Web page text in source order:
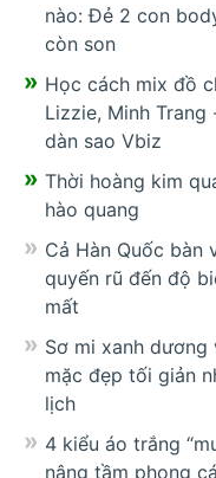
nào: Đẻ 2 con
còn son
Học cách mix đồ
Lizzie, Minh
dàn sao Vbiz
Thời hoàng kim
hào quang
Cả Hàn Quốc bàn
quyến rũ đến độ
mất
Sơ mi xanh
mặc đẹp tối giản
lịch
4 kiểu áo trắng
nâng tầm phong